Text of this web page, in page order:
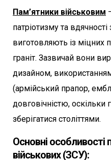
Пам’ятники військовим
патріотизму та
виготовляють із міцних
граніт. Зазвичай вони
дизайном,
(армійський прапор,
довговічністю, оскільки
зберігатися століттями.
Основні особливості
військових (ЗСУ):